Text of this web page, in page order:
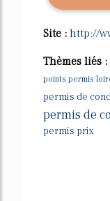
Site : http://
Thèmes liés :
points permis
permis de
permis de
permis prix